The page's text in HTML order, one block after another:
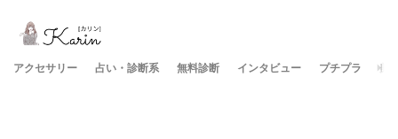
アクセサリー 占い・診断系 無料診断 インタビュー プチプラ 美